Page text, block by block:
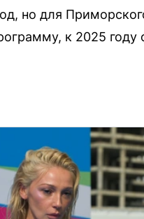
но для
к 2025 году